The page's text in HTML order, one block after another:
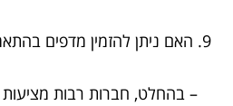
9. האם ניתן להזמין מדפים בהתאמה אישית?
– בהחלט, חברות רבות